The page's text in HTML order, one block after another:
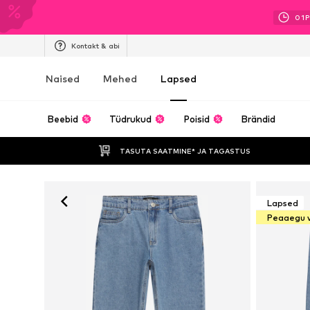
01P
Kontakt & abi
Naised Mehed Lapsed
Beebid Tüdrukud Poisid Brändid
TASUTA SAATMINE* JA TAGASTUS
Lapsed
Peaaegu